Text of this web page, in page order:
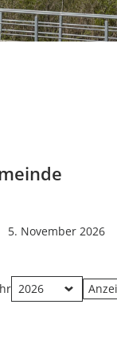
5. November 2026